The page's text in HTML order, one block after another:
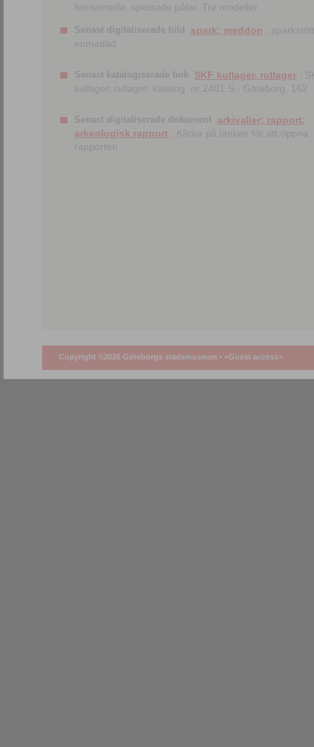
horisontella, spetsade pålar. Tre modeller.
Senast digitaliserade bild spark; meddon ;
enmedad
Senast katalogiserade bok SKF kullager, rullager ;
kullager, rullager, katalog. nr 2401 S.- Göteborg, 162
Senast digitaliserade dokument arkivalier; rapport;
arkeologisk rapport ; Klicka på länken för att öppna
rapporten
Copyright ©2026 Göteborgs stadsmuseum • <Guest access>